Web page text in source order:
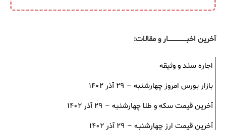
آخرین اخبــــــــــــــــــار و مقالات:
اجاره سند و وثیقه
بازار بورس امروز چهارشنبه – ۲۹ آذر ۱۴۰۲
آخرین قیمت سکه و طلا چهارشنبه – ۲۹ آذر ۱۴۰۲
آخرین قیمت ارز چهارشنبه – ۲۹ آذر ۱۴۰۲